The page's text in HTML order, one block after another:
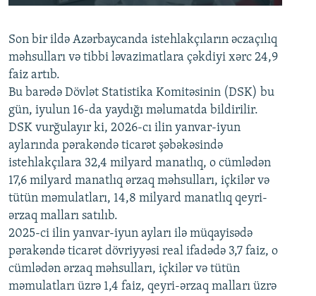
Auto 240p 360p 480p
720p 1080p
360p
480p
720p
1080p
Son bir ildə Azərbaycanda istehlakçıların əczaçılıq
məhsulları və tibbi ləvazimatlara çəkdiyi xərc 24,9
faiz artıb.
Bu barədə Dövlət Statistika Komitəsinin (DSK) bu
gün, iyulun 16-da yaydığı məlumatda bildirilir.
DSK vurğulayır ki, 2026-cı ilin yanvar-iyun
aylarında pərakəndə ticarət şəbəkəsində
istehlakçılara 32,4 milyard manatlıq, o cümlədən
17,6 milyard manatlıq ərzaq məhsulları, içkilər və
tütün məmulatları, 14,8 milyard manatlıq qeyri-
ərzaq malları satılıb.
2025-ci ilin yanvar-iyun ayları ilə müqayisədə
pərakəndə ticarət dövriyyəsi real ifadədə 3,7 faiz, o
cümlədən ərzaq məhsulları, içkilər və tütün
məmulatları üzrə 1,4 faiz, qeyri-ərzaq malları üzrə